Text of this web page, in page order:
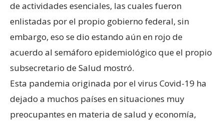
de actividades esenciales, las cuales fueron
enlistadas por el propio gobierno federal, sin
embargo, eso se dio estando aún en rojo de
acuerdo al semáforo epidemiológico que el propio
subsecretario de Salud mostró.
Esta pandemia originada por el virus Covid-19 ha
dejado a muchos países en situaciones muy
preocupantes en materia de salud y economía,